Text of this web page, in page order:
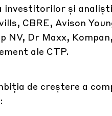
investitorilor și
CBRE, Avison
NV, Dr Maxx,
ale CTP.
de creștere a